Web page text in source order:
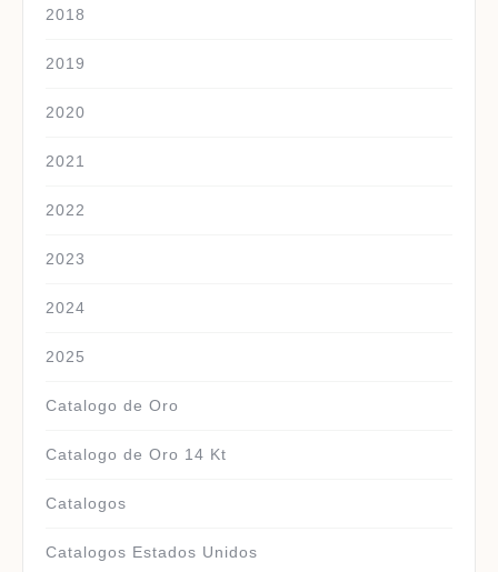
2018
2019
2020
2021
2022
2023
2024
2025
Catalogo de Oro
Catalogo de Oro 14 Kt
Catalogos
Catalogos Estados Unidos